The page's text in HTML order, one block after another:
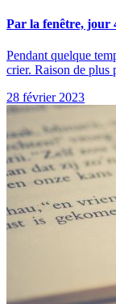
Par la fenêtre, jour
Pendant quelque
crier. Raison de plus
28 février 2023